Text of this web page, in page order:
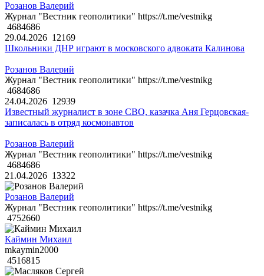
Розанов Валерий
Журнал "Вестник геополитики" https://t.me/vestnikg
4684686
29.04.2026 12169
Школьники ДНР играют в московского адвоката Калинова
Розанов Валерий
Журнал "Вестник геополитики" https://t.me/vestnikg
4684686
24.04.2026 12939
Известный журналист в зоне СВО, казачка Аня Герцовская-
записалась в отряд космонавтов
Розанов Валерий
Журнал "Вестник геополитики" https://t.me/vestnikg
4684686
21.04.2026 13322
Розанов Валерий
Журнал "Вестник геополитики" https://t.me/vestnikg
4752660
Каймин Михаил
mkaymin2000
4516815